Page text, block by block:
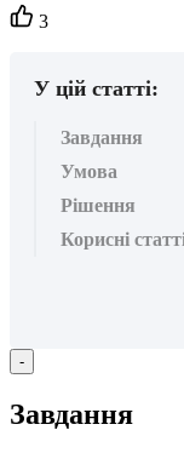
Кількість
вподобайок:
3
У цій статті:
Завдання
Умова
Рішення
Корисні
-
Завдання